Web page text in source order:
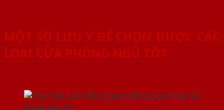
MỘT SỐ LƯU Ý ĐỂ CHỌN ĐƯỢC CÁC
LOẠI CỬA PHÒNG NGỦ TỐT